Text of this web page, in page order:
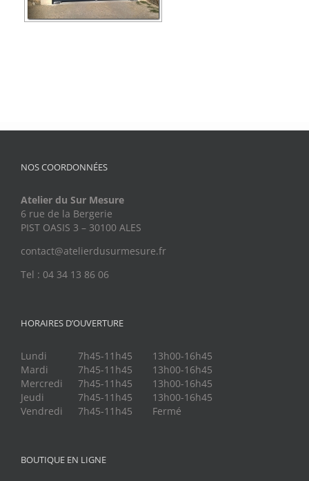
NOS COORDONNÉES
Atelier du Sur Mesure
6 rue de la Bergerie
PIST OASIS 3 – 30100 ALES
contact@atelierdusurmesure.fr
Tel : 04 34 13 86 06
HORAIRES D’OUVERTURE
Lundi 7h45-11h45
13h00-16h45
Mardi
7h45-11h45
13h00-16h45
Mercredi
7h45-11h45
13h00-16h45
Jeudi
7h45-11h45
13h00-16h45
Vendredi
7h45-11h45 Fermé
BOUTIQUE EN LIGNE